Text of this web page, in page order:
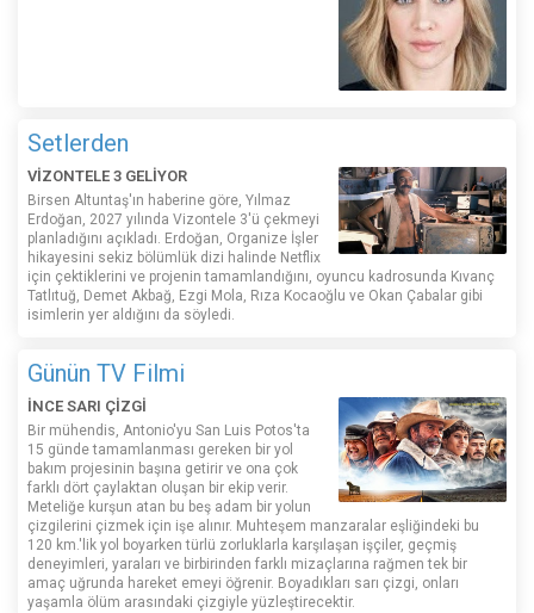
Setlerden
VİZONTELE 3 GELİYOR
Birsen Altuntaş'ın haberine göre, Yılmaz
Erdoğan, 2027 yılında Vizontele 3'ü çekmeyi
planladığını açıkladı. Erdoğan, Organize İşler
hikayesini sekiz bölümlük dizi halinde Netflix
için çektiklerini ve projenin tamamlandığını, oyuncu kadrosunda Kıvanç
Tatlıtuğ, Demet Akbağ, Ezgi Mola, Rıza Kocaoğlu ve Okan Çabalar gibi
isimlerin yer aldığını da söyledi.
Günün TV Filmi
İNCE SARI ÇİZGİ
Bir mühendis, Antonio'yu San Luis Potos'ta
15 günde tamamlanması gereken bir yol
bakım projesinin başına getirir ve ona çok
farklı dört çaylaktan oluşan bir ekip verir.
Meteliğe kurşun atan bu beş adam bir yolun
çizgilerini çizmek için işe alınır. Muhteşem manzaralar eşliğindeki bu
120 km.'lik yol boyarken türlü zorluklarla karşılaşan işçiler, geçmiş
deneyimleri, yaraları ve birbirinden farklı mizaçlarına rağmen tek bir
amaç uğrunda hareket emeyi öğrenir. Boyadıkları sarı çizgi, onları
yaşamla ölüm arasındaki çizgiyle yüzleştirecektir.